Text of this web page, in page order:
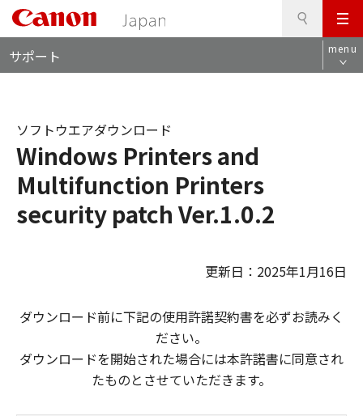
メ
ニ
ュ
サポート menu
Windows Printers and
Multifunction Printers
security patch Ver.1.0.2
ソフトウエアダウンロード
更新日：2025年1月16日
ダウンロード前に下記の使用許諾契約書を必ずお読みく
ださい。
ダウンロードを開始された場合には本許諾書に同意され
たものとさせていただきます。